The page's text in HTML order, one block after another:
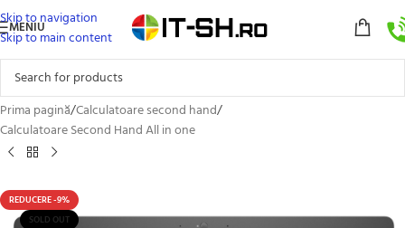
Skip to navigation
Skip to main content
MENIU
Prima pagină/Calculatoare second hand/
Calculatoare Second Hand All in one
REDUCERE -9%
SOLD OUT